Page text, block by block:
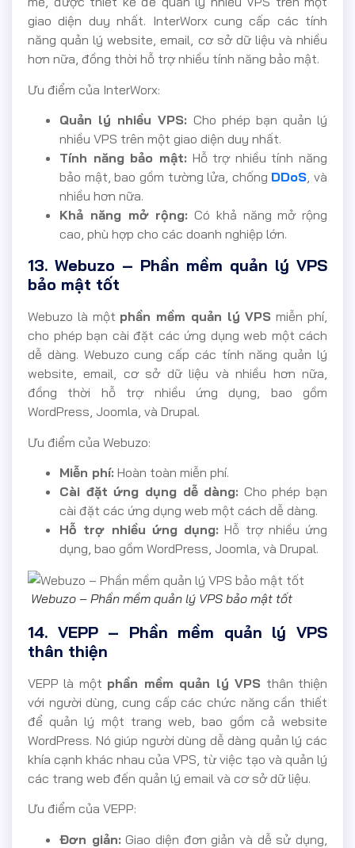
giao diện duy nhất. InterWorx cung cấp các tính
năng quản lý website, email, cơ sở dữ liệu và nhiều
hơn nữa, đồng thời hỗ trợ nhiều tính năng bảo mật.
Ưu điểm của InterWorx:
Quản lý nhiều VPS: Cho phép bạn quản lý
nhiều VPS trên một giao diện duy nhất.
Tính năng bảo mật: Hỗ trợ nhiều tính năng
bảo mật, bao gồm tường lửa, chống DDoS, và
nhiều hơn nữa.
Khả năng mở rộng: Có khả năng mở rộng
cao, phù hợp cho các doanh nghiệp lớn.
13. Webuzo – Phần mềm quản lý VPS
bảo mật tốt
Webuzo là một phần mềm quản lý VPS miễn phí,
cho phép bạn cài đặt các ứng dụng web một cách
dễ dàng. Webuzo cung cấp các tính năng quản lý
website, email, cơ sở dữ liệu và nhiều hơn nữa,
đồng thời hỗ trợ nhiều ứng dụng, bao gồm
WordPress, Joomla, và Drupal.
Ưu điểm của Webuzo:
Miễn phí: Hoàn toàn miễn phí.
Cài đặt ứng dụng dễ dàng: Cho phép bạn
cài đặt các ứng dụng web một cách dễ dàng.
Hỗ trợ nhiều ứng dụng: Hỗ trợ nhiều ứng
dụng, bao gồm WordPress, Joomla, và Drupal.
Webuzo – Phần mềm quản lý VPS bảo mật tốt
14. VEPP – Phần mềm quản lý VPS
thân thiện
VEPP là một phần mềm quản lý VPS thân thiện
với người dùng, cung cấp các chức năng cần thiết
để quản lý một trang web, bao gồm cả website
WordPress. Nó giúp người dùng dễ dàng quản lý các
khía cạnh khác nhau của VPS, từ việc tạo và quản lý
các trang web đến quản lý email và cơ sở dữ liệu.
Ưu điểm của VEPP:
Đơn giản: Giao diện đơn giản và dễ sử dụng,